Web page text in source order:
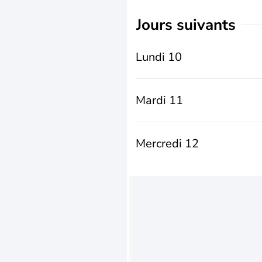
jours suivants
Lundi 10
Mardi 11
Mercredi 12